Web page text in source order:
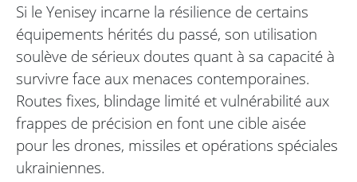
Si le Yenisey incarne la résilience de certains
équipements hérités du passé, son utilisation
soulève de sérieux doutes quant à sa capacité à
survivre face aux menaces contemporaines.
Routes fixes, blindage limité et vulnérabilité aux
frappes de précision en font une cible aisée
pour les drones, missiles et opérations spéciales
ukrainiennes.